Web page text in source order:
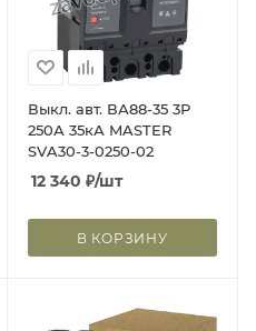
Выкл. авт. ВА88-35 3Р
250А 35кА MASTER
SVA30-3-0250-02
12 340 ₽/шт
В КОРЗИНУ